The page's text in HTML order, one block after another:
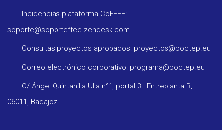
Incidencias plataforma CoFFEE:
soporte@soporteffee.zendesk.com
Consultas proyectos aprobados: proyectos@poctep.eu
Correo electrónico corporativo: programa@poctep.eu
C/ Ángel Quintanilla Ulla n°1, portal 3 | Entreplanta B,
06011, Badajoz